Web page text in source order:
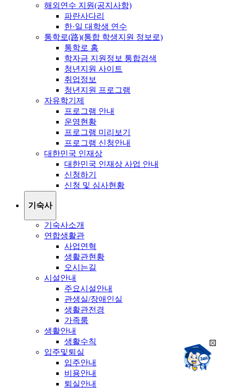
해외연수 지원(공지사항)
파란사다리
한·일 대학생 연수
통학로(路)(통합 학생지원 정보로)
통학로 홈
학자금 지원정보 통합검색
청년지원 사이트
취업정보
청년지원 프로그램
자유학기제
프로그램 안내
운영현황
프로그램 미리보기
프로그램 신청안내
대한민국 인재상
대한민국 인재상 사업 안내
신청하기
신청 및 심사현황
기숙사
기숙사소개
연합생활관
사업연혁
생활관현황
오시는길
시설안내
주요시설안내
관생실/장애인실
생활관전경
가족룸
생활안내
생활수칙
입주및퇴실
입주안내
비용안내
퇴실안내
챗봇상담:
24시
채팅상담:
9시~18시
희